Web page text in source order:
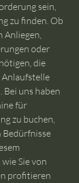
sein,
zu finden. Ob
Anliegen,
oder
die
Anlaufstelle
uns haben
für
zu buchen,
Sie von
profitieren